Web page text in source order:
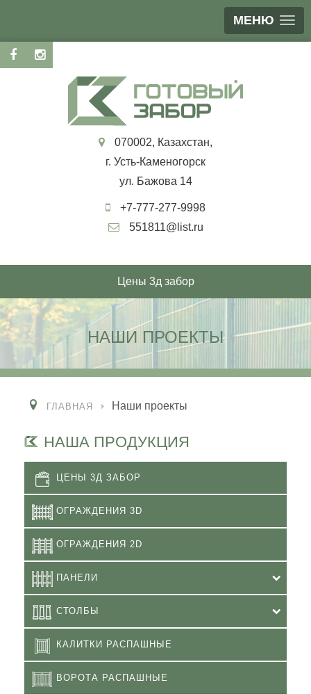
МЕНЮ
070002, Казахстан,
г. Усть-Каменогорск
ул. Бажова 14
+7-777-277-9998
551811@list.ru
Цены 3д забор
НАШИ ПРОЕКТЫ
ГЛАВНАЯ Наши проекты
НАША ПРОДУКЦИЯ
ЦЕНЫ 3Д ЗАБОР
ОГРАЖДЕНИЯ 3D
ОГРАЖДЕНИЯ 2D
ПАНЕЛИ
СТОЛБЫ
КАЛИТКИ РАСПАШНЫЕ
ВОРОТА РАСПАШНЫЕ